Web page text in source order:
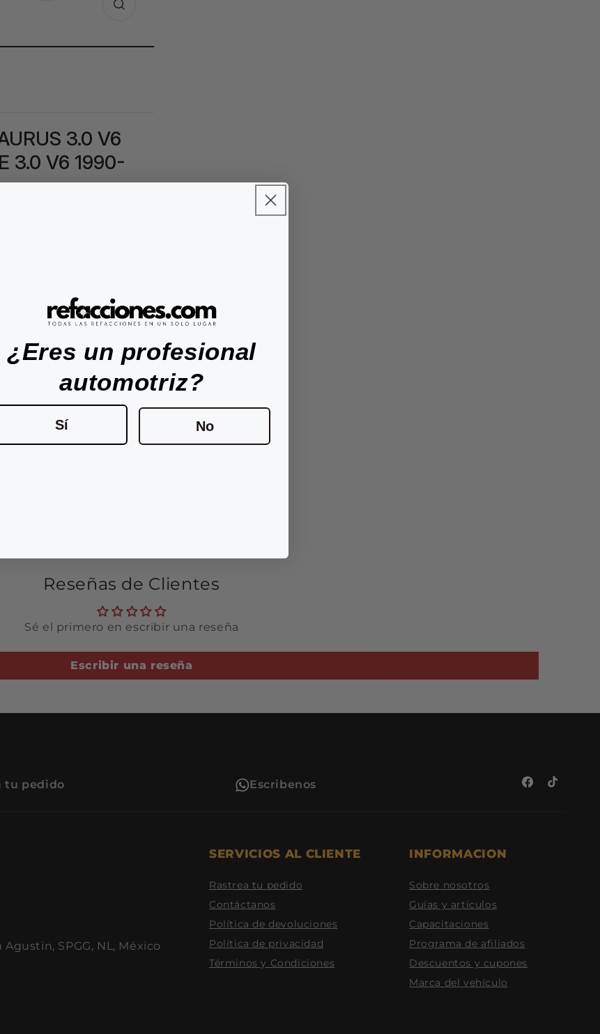
3.0 V6
3.0 V6 1990-
funcionamiento del sistema de
del motor y evitando
modelos y marcas.
duda sobre nuestros
Reseñas de Clientes
Sé el primero en escribir una reseña
Escribir una reseña
tu pedido Escribenos Facebook
TikTok
SPGG, NL, México
SERVICIOS AL CLIENTE
Rastrea tu pedido
Contáctanos
Política de devoluciones
Política de privacidad
Términos y Condiciones
INFORMACION
Sobre nosotros
Guías y artículos
Capacitaciones
Programa de afiliados
Descuentos y cupones
Marca del vehículo
¿Eres un profesional
automotriz?
Sí No